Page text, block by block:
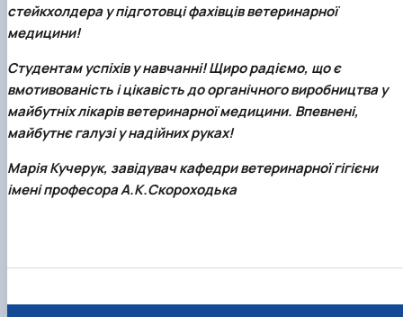
стейкхолдера у підготовці фахівців ветеринарної
медицини!
Студентам успіхів у навчанні! Щиро радіємо, що є
вмотивованість і цікавість до органічного виробництва у
майбутніх лікарів ветеринарної медицини. Впевнені,
майбутнє галузі у надійних руках!
Марія Кучерук, завідувач кафедри ветеринарної гігієни
імені професора А.К.Скороходька